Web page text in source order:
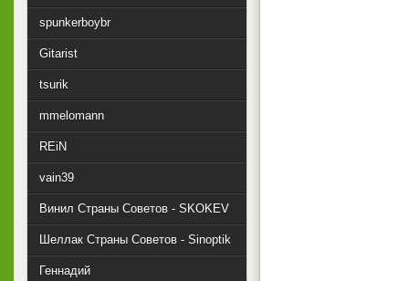
spunkerboybr
Gitarist
tsurik
mmelomann
REiN
vain39
Винил Страны Советов - SKOKEV
Шеллак Страны Советов - Sinoptik
Геннадий